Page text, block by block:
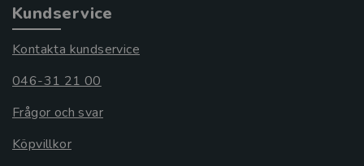
Kundservice
Kontakta kundservice
046-31 21 00
Frågor och svar
Köpvillkor